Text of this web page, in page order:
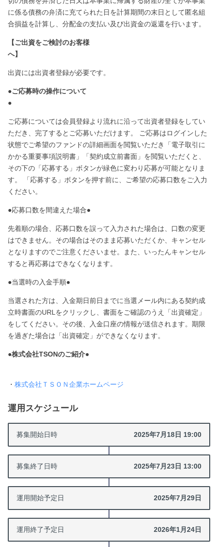
に係る債務の弁済に充てられた日を計算期間の末日として匿名組
合損益を計算し、分配金の支払い及び出資金の返還を行います。
【ご出資をご検討のお客様
へ】
出資には出資者登録が必要です。
●ご応募時の操作について
●
ご応募については会員登録より流れに沿って出資者登録をしてい
ただき、完了するとご応募いただけます。 ご応募はログインした
状態でご希望のファンドの詳細画面を閲覧いただき「電子取引に
かかる重要事項説明書」「契約成立前書面」を閲覧いただくと、
その下の「応募する」ボタンが緑色に変わり応募が可能となりま
す。 「応募する」ボタンを押す前に、ご希望の応募口数をご入力
ください。
●応募口数を間違えた場合●
先着順の場合、応募口数を誤って入力された場合は、口数の変更
はできません。その場合はそのまま応募いただくか、キャンセル
となりますのでご注意くださいませ。また、いったんキャンセル
すると再応募はできなくなります。
●当選時の入金手順●
当選された方は、入金期日前日までに当選メール内にある契約成
立時書面のURLをクリックし、書面をご確認のうえ「出資確定」
をしてください。その後、入金口座の情報が送信されます。期限
を過ぎた場合は「出資確定」ができなくなります。
●株式会社TSONのご紹介●
・ 株式会社ＴＳＯＮ企業ホームページ
運用スケジュール
募集開始日時 2025年7月18日 19:00
募集終了日時 2025年7月23日 13:00
運用開始予定日 2025年7月29日
運用終了予定日 2026年1月24日